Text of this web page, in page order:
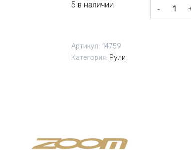
5 в наличии
Количество
товара
Артикул: 14759
Категория: Рули